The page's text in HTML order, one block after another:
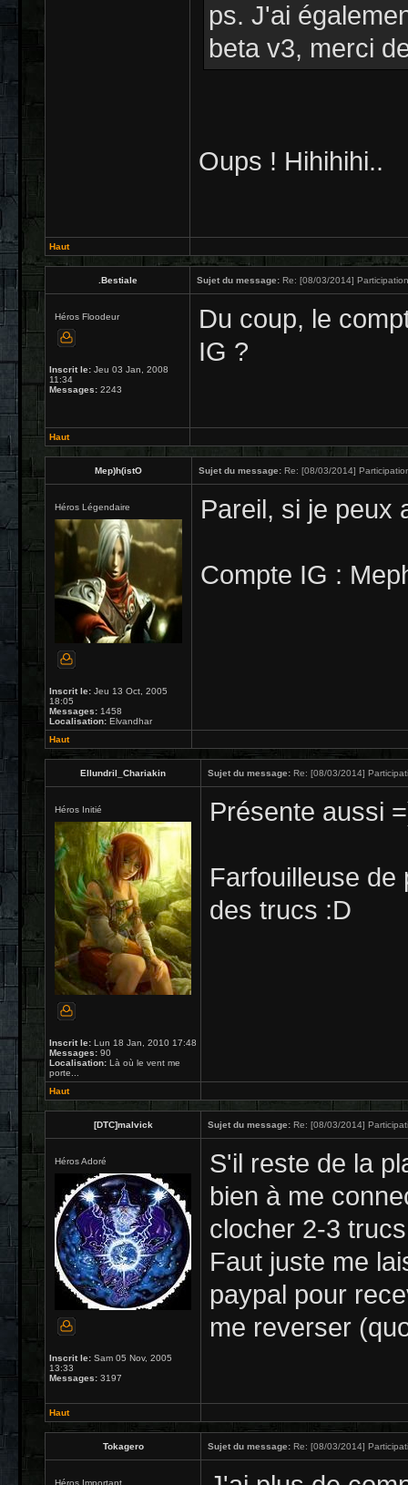
ps. J'ai
beta v3, merci
Oups ! Hihihihi..
Haut
.Bestiale Sujet du message: Re: [08/03/2014]
Héros Floodeur
Inscrit le: Jeu 03 Jan, 2008
11:34
Messages: 2243
Du coup, le
IG ?
Haut
Mep)h(istO Sujet du message: Re: [08/03/2014]
Héros Légendaire
Inscrit le: Jeu 13 Oct, 2005
18:05
Messages: 1458
Localisation: Elvandhar
Pareil, si je peux
Compte IG :
Haut
Ellundril_Chariakin Sujet du message: Re: [08/03/2014]
Héros Initié
Inscrit le: Lun 18 Jan, 2010 17:48
Messages: 90
Localisation: Là où le vent me
porte...
Présente aussi
Farfouilleuse de
des trucs :D
Haut
[DTC]malvick Sujet du message: Re: [08/03/2014]
Héros Adoré
Inscrit le: Sam 05 Nov, 2005
13:33
Messages: 3197
S'il reste de la
bien à me
clocher 2-3
Faut juste me
paypal pour
me reverser
Haut
Tokagero Sujet du message: Re: [08/03/2014]
Héros Important